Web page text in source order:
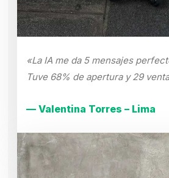
«La IA me da 5 mensajes
Tuve 68% de apertura y 29
— Valentina Torres – Lima